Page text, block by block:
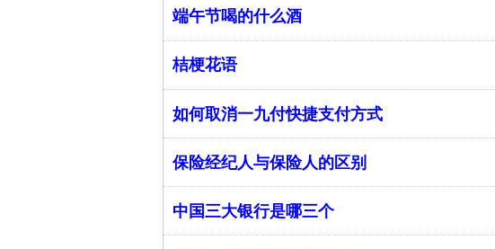
端午节喝的什么酒
桔梗花语
如何取消一九付快捷支付方式
保险经纪人与保险人的区别
中国三大银行是哪三个